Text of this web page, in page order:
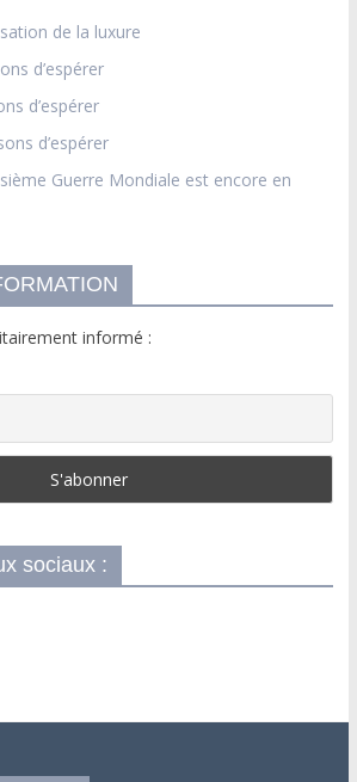
de la luxure
d’espérer
d’espérer
d’espérer
Guerre Mondiale est encore en
informé :
sociaux :